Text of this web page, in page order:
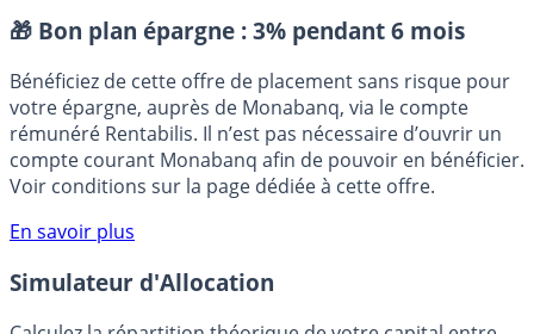
Placement sans risque
🎁 Bon plan épargne : 3% pendant 6 mois
Bénéficiez de cette offre de placement sans risque pour
votre épargne, auprès de Monabanq, via le compte
rémunéré Rentabilis. Il n’est pas nécessaire d’ouvrir un
compte courant Monabanq afin de pouvoir en bénéficier.
Voir conditions sur la page dédiée à cette offre.
En savoir plus
Simulateur d'Allocation